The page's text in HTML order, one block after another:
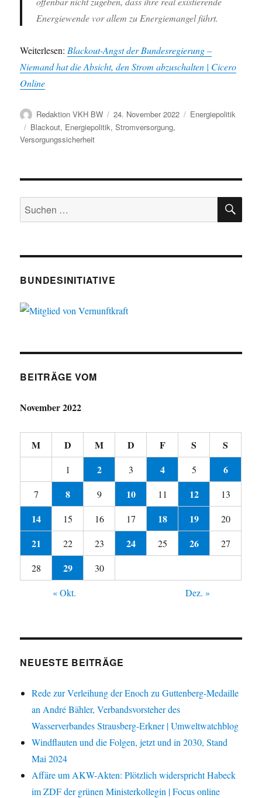
Energiewende vor allem zu Energiemangel führt.
Weiterlesen: Blackout-Angst der Bundesregierung –
Niemand hat die Absicht, den Strom abzuschalten | Cicero
Online
Autor
Redaktion VKH BW
Veröffentlicht
am
24. November 2022 Kategorien
Energiepolitik
Schlagwörter
Blackout, Energiepolitik,Stromversorgung,
Versorgungssicherheit
Suche
nach:
BUNDESINITIATIVE
BEITRÄGE VOM
November 2022
M D M D F S S
1 2 3 4 5 6
7 8 9 10 11 12 13
14 15 16 17 18 19 20
21 22 23 24 25 26
27
28
29
30
« Okt.
Dez. »
NEUESTE BEITRÄGE
Rede zur Verleihung der Enoch zu Guttenberg-Medaille
an André Bähler, Verbandsvorsteher des
Wasserverbandes Strausberg-Erkner | Umweltwatchblog
Windflauten und die Folgen, jetzt und in 2030, Stand
Mai 2024
Affäre um AKW-Akten: Plötzlich widerspricht Habeck
im ZDF der grünen Ministerkollegin | Focus online